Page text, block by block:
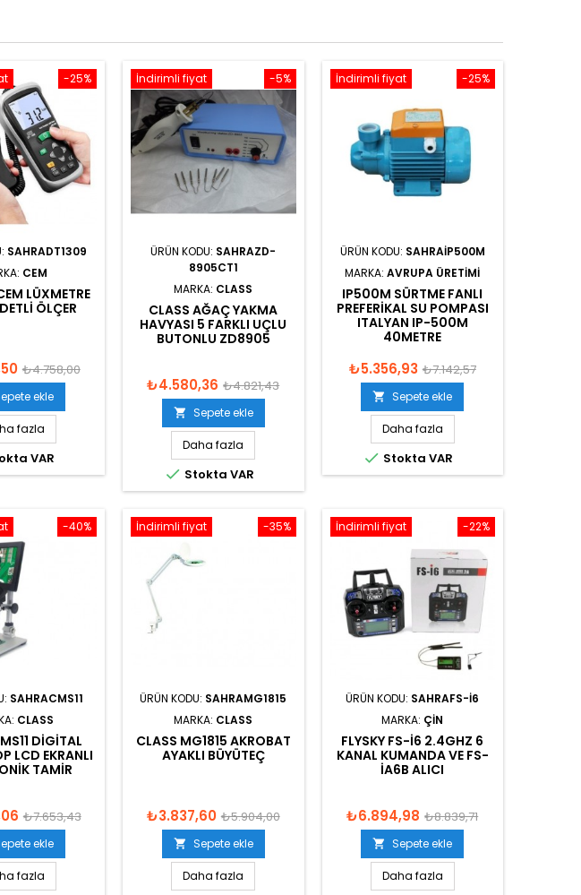
-25%
SAHRADT1309
CEM
LÜXMETRE
ÖLÇER
₺4.758,00
ekle
fazla
VAR
-5%
İndirimli fiyat
ÜRÜN KODU: SAHRAZD-
8905CT1
MARKA: CLASS
CLASS AĞAÇ YAKMA
HAVYASI 5 FARKLI UÇLU
BUTONLU ZD8905
₺4.580,36 ₺4.821,43
 Sepete ekle
Daha fazla
 Stokta VAR
-25%
İndirimli fiyat
ÜRÜN KODU: SAHRAIP500M
MARKA:AVRUPA ÜRETIMI
IP500M SÜRTME FANLI
PREFERIKAL SU POMPASI
ITALYAN IP-500M
40METRE
₺5.356,93 ₺7.142,57
 Sepete ekle
Daha fazla
 Stokta VAR
-40%
SAHRACMS11
CLASS
DIGITAL
LCD EKRANLI
TAMIR
₺7.653,43
ekle
fazla
-35%
İndirimli fiyat
ÜRÜN KODU: SAHRAMG1815
MARKA: CLASS
CLASS MG1815 AKROBAT
AYAKLI BÜYÜTEÇ
₺3.837,60 ₺5.904,00
 Sepete ekle
Daha fazla
-22%
İndirimli fiyat
ÜRÜN KODU: SAHRAFS-I6
MARKA: ÇIN
FLYSKY FS-I6 2.4GHZ 6
KANAL KUMANDA VE FS-
IA6B ALICI
₺6.894,98 ₺8.839,71
 Sepete ekle
Daha fazla